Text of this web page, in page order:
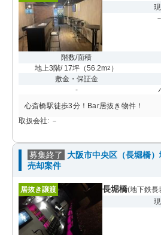
階数/面積
地上3階/ 17坪 （56.2m2 ）
敷金・保証金
-
心斎橋駅徒歩3分！Bar居抜き物件！
取扱会社: －
募集終了
大阪市中央区（長堀橋
売却案件
居抜き譲渡 長堀橋(地下鉄長